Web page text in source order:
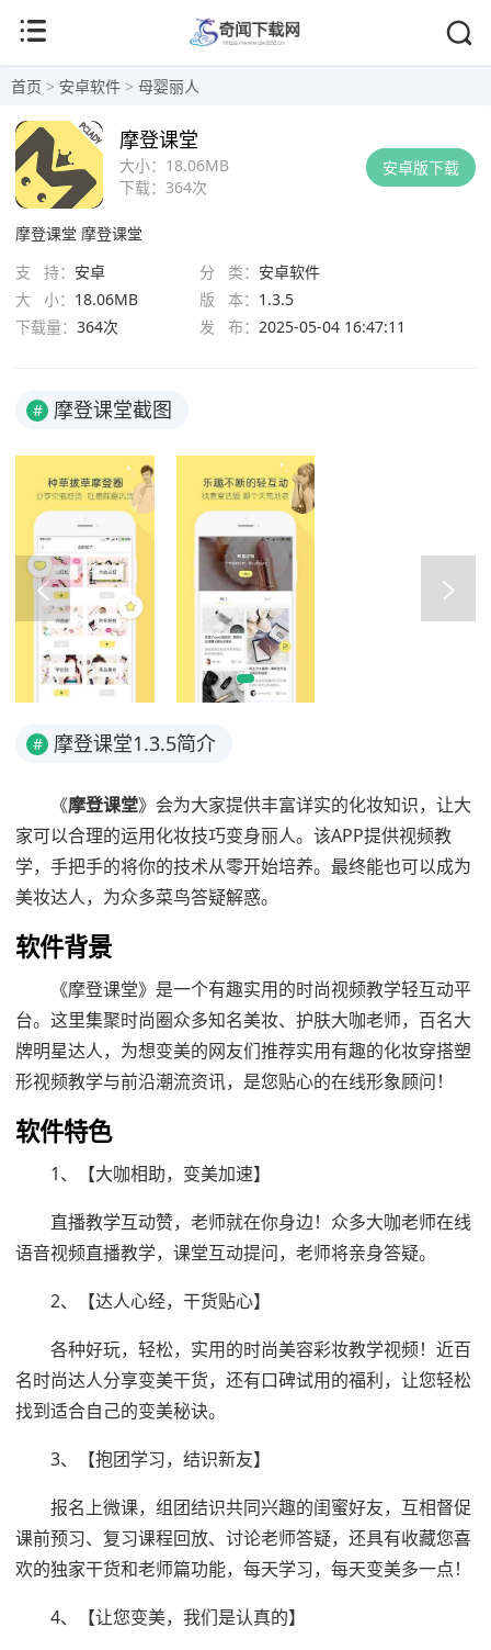
首页 > 安卓软件 > 母婴丽人
安卓版下载
大小： 18.06MB
下载： 364次
摩登课堂
摩登课堂 摩登课堂
支 持： 安卓 分 类： 安卓软件
大 小： 18.06MB 版 本： 1.3.5
下载量： 364次 发 布： 2025-05-04 16:47:11
# 摩登课堂截图
# 摩登课堂1.3.5简介
《摩登课堂》会为大家提供丰富详实的化妆知识，让大
家可以合理的运用化妆技巧变身丽人。该APP提供视频教
学，手把手的将你的技术从零开始培养。最终能也可以成为
美妆达人，为众多菜鸟答疑解惑。
软件背景
《摩登课堂》是一个有趣实用的时尚视频教学轻互动平
台。这里集聚时尚圈众多知名美妆、护肤大咖老师，百名大
牌明星达人，为想变美的网友们推荐实用有趣的化妆穿搭塑
形视频教学与前沿潮流资讯，是您贴心的在线形象顾问！
软件特色
1、【大咖相助，变美加速】
直播教学互动赞，老师就在你身边！众多大咖老师在线
语音视频直播教学，课堂互动提问，老师将亲身答疑。
2、【达人心经，干货贴心】
各种好玩，轻松，实用的时尚美容彩妆教学视频！近百
名时尚达人分享变美干货，还有口碑试用的福利，让您轻松
找到适合自己的变美秘诀。
3、【抱团学习，结识新友】
报名上微课，组团结识共同兴趣的闺蜜好友，互相督促
课前预习、复习课程回放、讨论老师答疑，还具有收藏您喜
欢的独家干货和老师篇功能，每天学习，每天变美多一点！
4、【让您变美，我们是认真的】